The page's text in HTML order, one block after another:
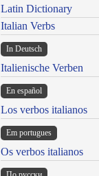
Latin Dictionary
Italian Verbs
In Deutsch
Italienische Verben
En español
Los verbos italianos
Em portugues
Os verbos italianos